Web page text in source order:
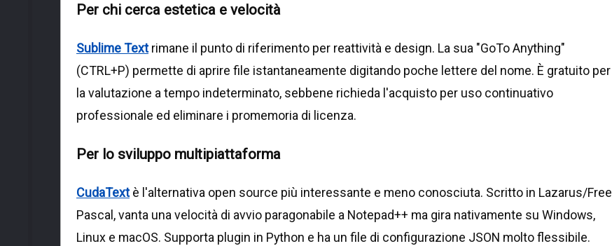
Per chi cerca estetica e velocità
Sublime Textrimane il punto di riferimento per reattività e design. La sua "GoTo Anything"
(CTRL+P) permette di aprire file istantaneamente digitando poche lettere del nome. È gratuito per
la valutazione a tempo indeterminato, sebbene richieda l'acquisto per uso continuativo
professionale ed eliminare i promemoria di licenza.
Per lo sviluppo multipiattaforma
CudaTextè l'alternativa open source più interessante e meno conosciuta. Scritto in Lazarus/Free
Pascal, vanta una velocità di avvio paragonabile a Notepad++ ma gira nativamente su Windows,
Linux e macOS. Supporta plugin in Python e ha un file di configurazione JSON molto flessibile.